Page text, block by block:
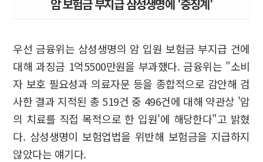
암 보험금 부지급 삼성생명에 '중징계'
우선 금융위는 삼성생명의 암 입원 보험금 부지급 건에
대해 과징금 1억5500만원을 부과했다. 금융위는 "소비
자 보호 필요성과 의료자문 등을 종합적으로 감안해 검
사한 결과 지적된 총 519건 중 496건에 대해 약관상 '암
의 치료를 직접 목적으로 한 입원'에 해당한다"고 밝혔
다. 삼성생명이 보험업법을 위반해 보험금을 지급하지
않았다는 얘기다.